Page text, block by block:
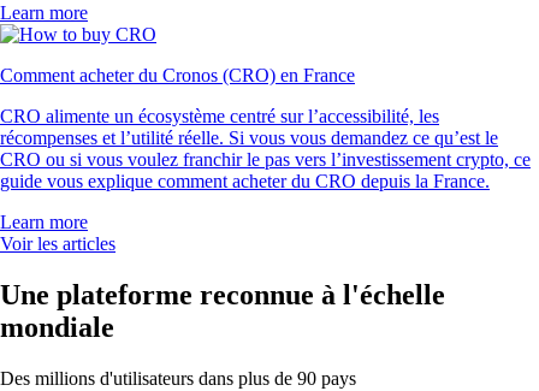
Learn more
Comment acheter du Cronos (CRO) en France
CRO alimente un écosystème centré sur l’accessibilité, les
récompenses et l’utilité réelle. Si vous vous demandez ce qu’est le
CRO ou si vous voulez franchir le pas vers l’investissement crypto, ce
guide vous explique comment acheter du CRO depuis la France.
Learn more
Voir les articles
Une plateforme reconnue à l'échelle
mondiale
Des millions d'utilisateurs dans plus de 90 pays